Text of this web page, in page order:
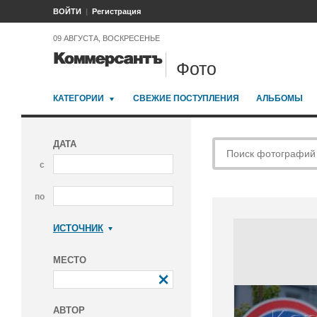
ВОЙТИ Регистрация
09 АВГУСТА, ВОСКРЕСЕНЬЕ
Фото
КАТЕГОРИИ СВЕЖИЕ ПОСТУПЛЕНИЯ АЛЬБОМЫ
ДАТА
с
по
ИСТОЧНИК
МЕСТО
АВТОР